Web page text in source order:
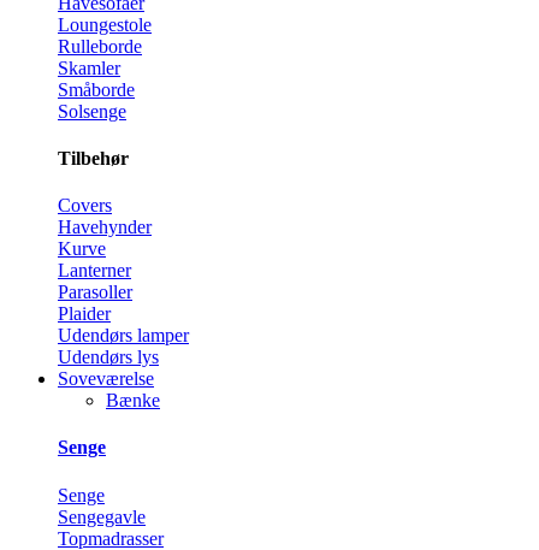
Loungestole
Rulleborde
Skamler
Småborde
Solsenge
Tilbehør
Covers
Havehynder
Kurve
Lanterner
Parasoller
Plaider
Udendørs lamper
Udendørs lys
Soveværelse
Bænke
Senge
Senge
Sengegavle
Topmadrasser